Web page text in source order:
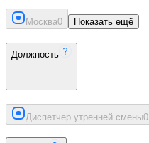
Москва0 Показать ещё
Должность
Диспетчер утренней смены0